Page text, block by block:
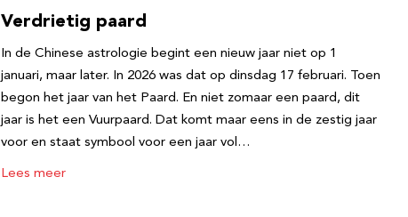
Verdrietig paard
In de Chinese astrologie begint een nieuw jaar niet op 1
januari, maar later. In 2026 was dat op dinsdag 17 februari. Toen
begon het jaar van het Paard. En niet zomaar een paard, dit
jaar is het een Vuurpaard. Dat komt maar eens in de zestig jaar
voor en staat symbool voor een jaar vol…
Lees meer